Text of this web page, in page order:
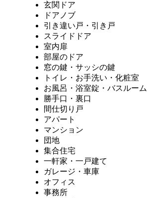
玄関ドア
ドアノブ
引き違い戸・引き戸
スライドドア
室内扉
部屋のドア
窓の鍵・サッシの鍵
トイレ・お手洗い・化粧室
お風呂・浴室錠・バスルーム
勝手口・裏口
間仕切り戸
アパート
マンション
団地
集合住宅
一軒家・一戸建て
ガレージ・車庫
オフィス
事務所